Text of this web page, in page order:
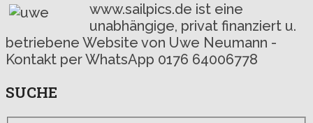
www.sailpics.de ist eine
unabhängige, privat finanziert u.
betriebene Website von Uwe Neumann -
Kontakt per WhatsApp 0176 64006778
SUCHE